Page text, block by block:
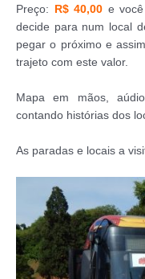
Preço: R$ 40,00 e
decide para num local
pegar o próximo e
trajeto com este valor.
Mapa em mãos,
contando histórias dos
As paradas e locais a